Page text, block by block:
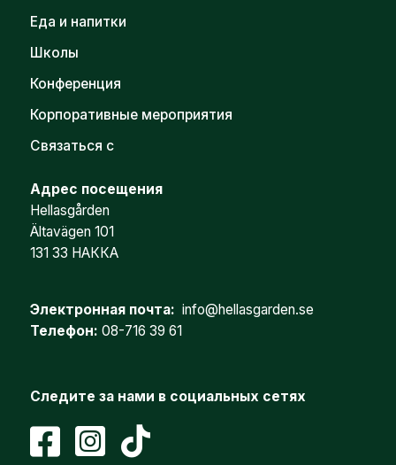
Еда и напитки
Школы
Конференция
Корпоративные мероприятия
Связаться с
Адрес посещения
Hellasgården
Ältavägen 101
131 33 НАККА
Электронная почта: info@hellasgarden.se
Телефон: 08-716 39 61
Следите за нами в социальных сетях